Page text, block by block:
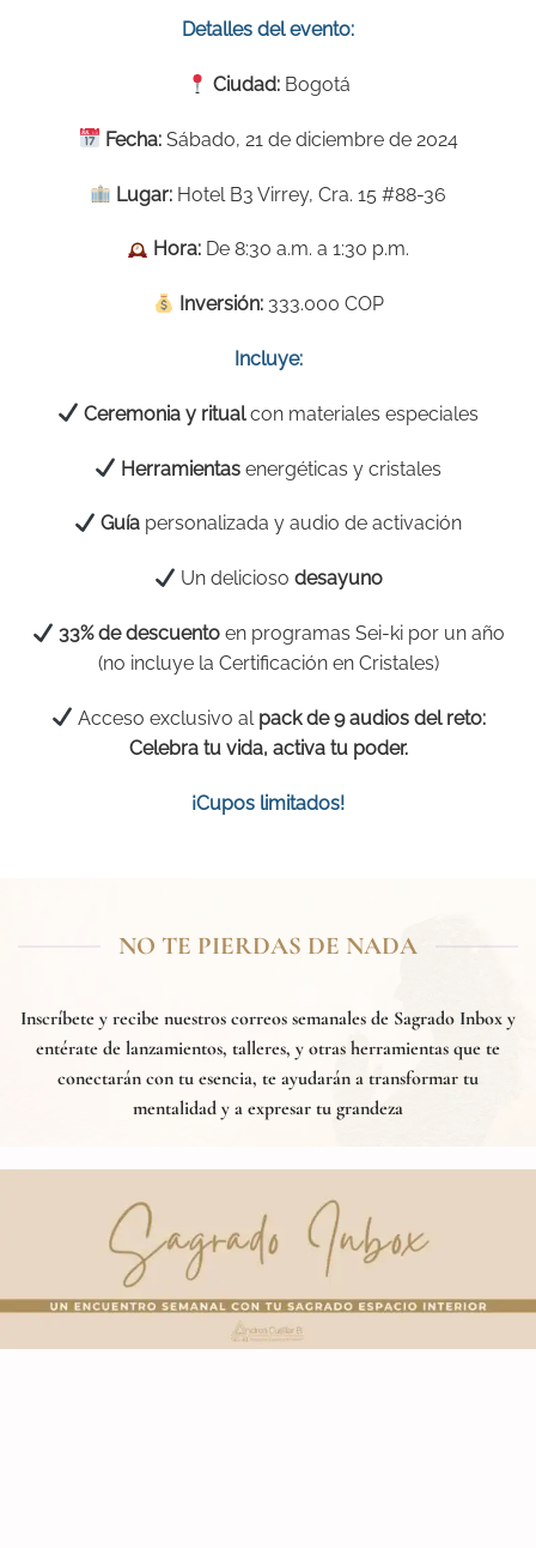
Detalles del evento:
Ciudad:Bogotá
Fecha:Sábado, 21 de diciembre de 2024
Lugar: Hotel B3 Virrey, Cra. 15 #88-36
Hora: De 8:30 a.m. a 1:30 p.m.
Inversión:333.000 COP
Incluye:
Ceremonia y ritualcon materiales especiales
Herramientas energéticas y cristales
Guía personalizada y audio de activación
Un delicioso desayuno
33% de descuentoen programas Sei-ki por un año
(no incluye la Certificación en Cristales)
Acceso exclusivo al pack de 9 audios del reto:
Celebra tu vida, activa tu poder.
¡Cupos limitados!
NO TE PIERDAS DE NADA
Inscríbete y recibe nuestros correos semanales de Sagrado Inbox y
entérate de lanzamientos, talleres, y otras herramientas que te
conectarán con tu esencia, te ayudarán a transformar tu
mentalidad y a expresar tu grandeza